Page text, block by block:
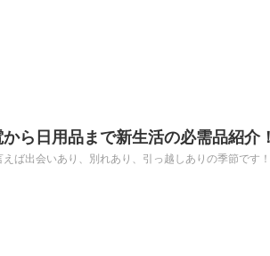
ら日用品まで新生活の必需品紹介
えば出会いあり、別れあり、引っ越しありの季節で